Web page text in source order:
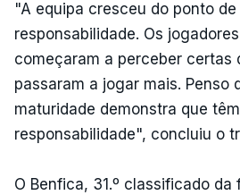
"A equipa cresceu do ponto
responsabilidade. Os
começaram a perceber certas
passaram a jogar mais. Penso
maturidade demonstra que
responsabilidade", concluiu o
O Benfica, 31.º classificado